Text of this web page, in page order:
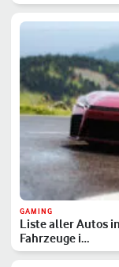
GAMING
Liste aller Autos
Fahrzeuge i…